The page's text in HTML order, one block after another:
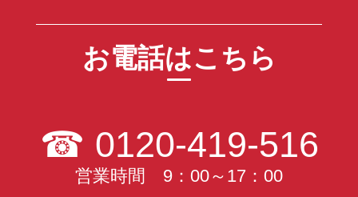
お電話はこちら
☎ 0120-419-516
営業時間 9：00～17：00